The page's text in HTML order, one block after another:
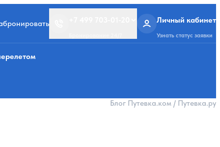
Личный кабинет
Узнать статус заявки
Блог Путевка.ком / Путевка.ру